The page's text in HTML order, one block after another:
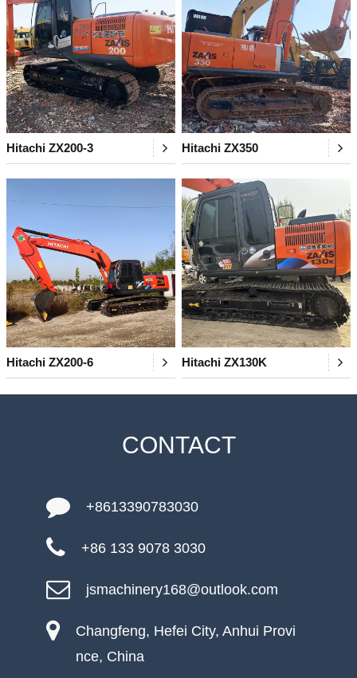
Hitachi ZX200-3 Hitachi ZX350
Hitachi ZX200-6 Hitachi ZX130K
CONTACT
+8613390783030
+86 133 9078 3030
jsmachinery168@outlook.com
Changfeng, Hefei City, Anhui Provi
nce, China